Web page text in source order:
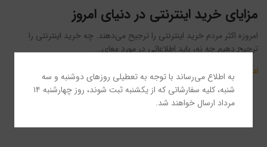
به اطلاع می‌رساند با توجه به تعطیلی روزهای دوشنبه و سه
شنبه، کلیه سفارشاتی که از یکشنبه ثبت شوند، روز چهارشنبه ۱۴
مرداد ارسال خواهند شد.
‌مزایای خرید اینترنتی در دنیای امروز
امروزه اکثر مردم خرید اینترنتی را ترجیح می‌دهند. چه خرید اینترنتی را
ترجیح دهیم چه نه، باید اطلاعاتی در مورد معای...
ادامه مطلب